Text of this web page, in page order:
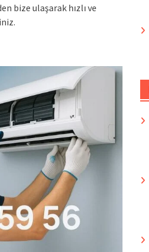
bize ulaşarak hızlı ve